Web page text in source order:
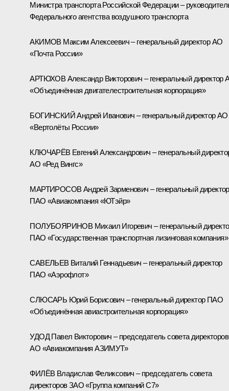
Министра транспорта Российской Федерации –
Федерального агентства воздушного транспорта
АКИМОВ Максим Алексеевич – генеральный директор АО
«Почта России»
АРТЮХОВ Александр Викторович – генеральный директор
«Объединённая двигателестроительная корпорация»
БОГИНСКИЙ Андрей Иванович – генеральный директор АО
«Вертолёты России»
КЛЮЧАРЁВ Евгений Александрович – генеральный
АО «Ред Вингс»
МАРТИРОСОВ Андрей Зарменович – генеральный директор
ПАО «Авиакомпания «ЮТэйр»
ПОЛУБОЯРИНОВ Михаил Игоревич – генеральный
ПАО «Государственная транспортная лизинговая компания»
САВЕЛЬЕВ Виталий Геннадьевич – генеральный директор
ПАО «Аэрофлот»
СЛЮСАРЬ Юрий Борисович – генеральный директор ПАО
«Объединённая авиастроительная корпорация»
УДОД Павел Викторович – председатель совета директоров
АО «Авиакомпания АЗИМУТ»
ФИЛЁВ Владислав Феликсович – председатель совета
директоров ЗАО «Группа компаний С7»